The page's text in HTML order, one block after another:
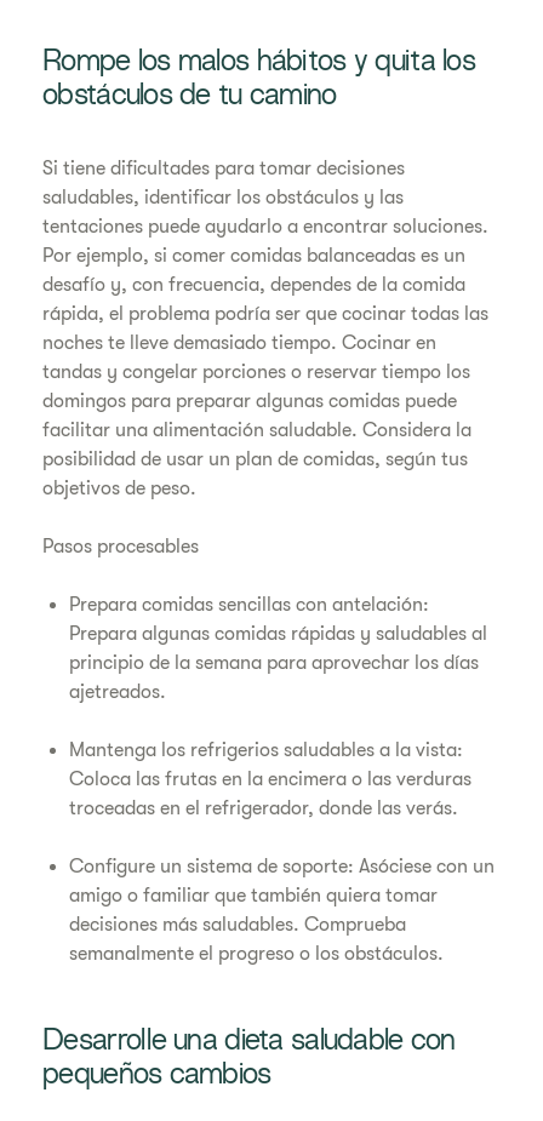
Rompe los malos hábitos y quita los
obstáculos de tu camino
Si tiene dificultades para tomar decisiones
saludables, identificar los obstáculos y las
tentaciones puede ayudarlo a encontrar soluciones.
Por ejemplo, si comer comidas balanceadas es un
desafío y, con frecuencia, dependes de la comida
rápida, el problema podría ser que cocinar todas las
noches te lleve demasiado tiempo. Cocinar en
tandas y congelar porciones o reservar tiempo los
domingos para preparar algunas comidas puede
facilitar una alimentación saludable. Considera la
posibilidad de usar un plan de comidas, según tus
objetivos de peso.
Pasos procesables
Prepara comidas sencillas con antelación:
Prepara algunas comidas rápidas y saludables al
principio de la semana para aprovechar los días
ajetreados.
Mantenga los refrigerios saludables a la vista:
Coloca las frutas en la encimera o las verduras
troceadas en el refrigerador, donde las verás.
Configure un sistema de soporte: Asóciese con un
amigo o familiar que también quiera tomar
decisiones más saludables. Comprueba
semanalmente el progreso o los obstáculos.
Desarrolle una dieta saludable con
pequeños cambios